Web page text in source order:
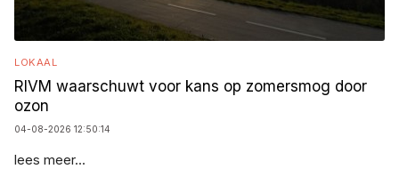
LOKAAL
RIVM waarschuwt voor kans op zomersmog door
ozon
04-08-2026 12:50:14
lees meer...